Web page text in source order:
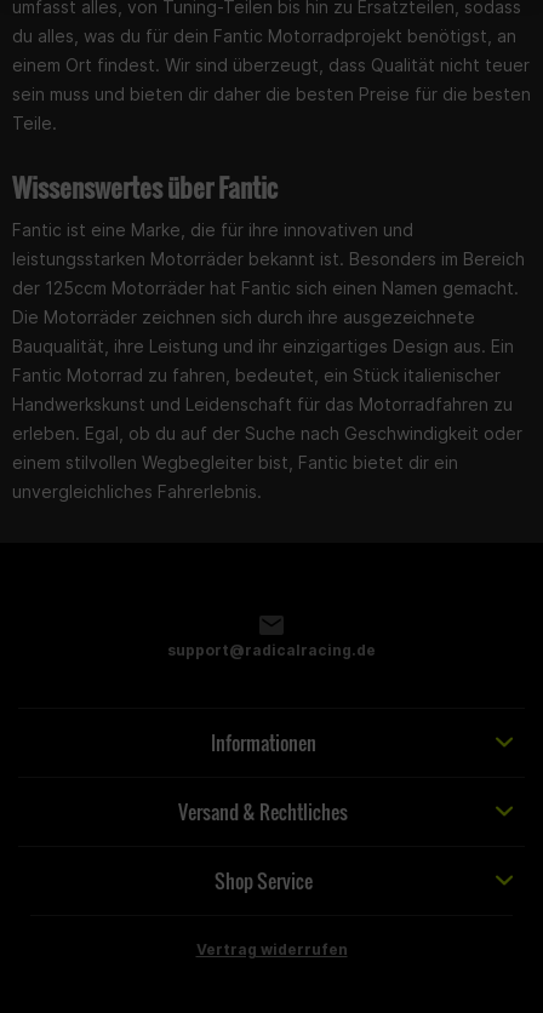
umfasst alles, von Tuning-Teilen bis hin zu Ersatzteilen, sodass
du alles, was du für dein Fantic Motorradprojekt benötigst, an
einem Ort findest. Wir sind überzeugt, dass Qualität nicht teuer
sein muss und bieten dir daher die besten Preise für die besten
Teile.
Wissenswertes über Fantic
Fantic ist eine Marke, die für ihre innovativen und
leistungsstarken Motorräder bekannt ist. Besonders im Bereich
der 125ccm Motorräder hat Fantic sich einen Namen gemacht.
Die Motorräder zeichnen sich durch ihre ausgezeichnete
Bauqualität, ihre Leistung und ihr einzigartiges Design aus. Ein
Fantic Motorrad zu fahren, bedeutet, ein Stück italienischer
Handwerkskunst und Leidenschaft für das Motorradfahren zu
erleben. Egal, ob du auf der Suche nach Geschwindigkeit oder
einem stilvollen Wegbegleiter bist, Fantic bietet dir ein
unvergleichliches Fahrerlebnis.
support@radicalracing.de
Informationen
Versand & Rechtliches
Shop Service
Vertrag widerrufen